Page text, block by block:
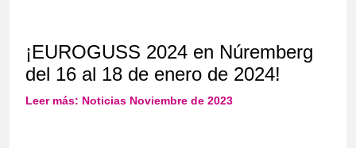
¡EUROGUSS 2024 en Núremberg
del 16 al 18 de enero de 2024!
Leer más: Noticias Noviembre de 2023